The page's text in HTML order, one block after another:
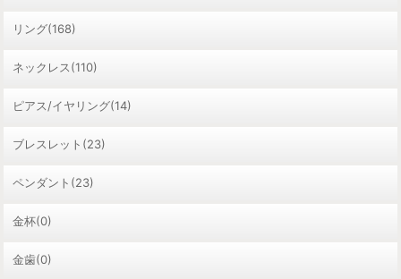
リング(168)
ネックレス(110)
ピアス/イヤリング(14)
ブレスレット(23)
ペンダント(23)
金杯(0)
金歯(0)